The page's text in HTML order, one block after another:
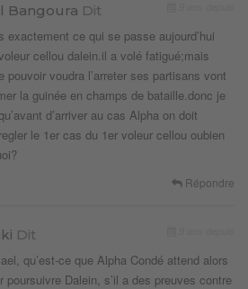
Bangoura Dit
exactement ce qui se passe aujourd’hui
cellou dalein.il a volé fatigué;mais
pouvoir voudra l’arreter ses partisans vont
la guinée en champs de bataille.donc je
d’arriver au cas Alpha on doit
le 1er cas du 1er voleur cellou oubien
Répondre
Dit
qu’est-ce que Alpha Condé attend alors
poursuivre Dalein, s’il a des preuves contre